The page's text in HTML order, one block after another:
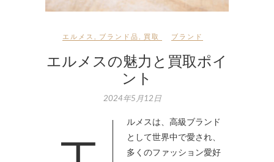
エルメス ブランド品 買取 ブランド
エルメスの魅力と買取ポイ
ント
2024年5月12日
として世界中で愛され、
多くのファッション愛好